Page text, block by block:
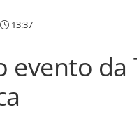
13:37
evento da